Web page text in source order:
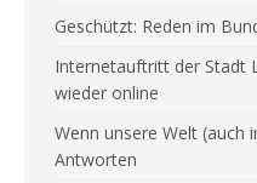
Geschützt: Reden im
Internetauftritt der Stadt
wieder online
Wenn unsere Welt (auch
Antworten